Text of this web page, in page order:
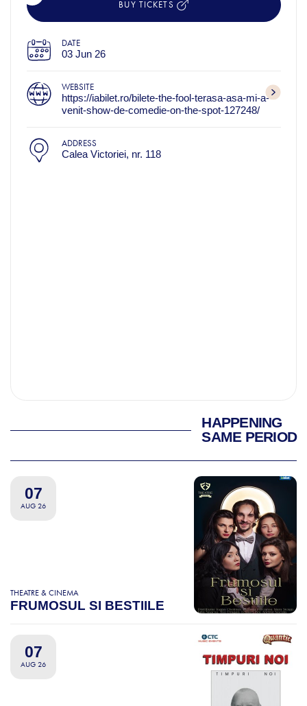
BUY TICKETS
DATE
03 Jun 26
WEBSITE
https://iabilet.ro/bilete-the-fool-terasa-asa-mi-a-
venit-show-de-comedie-on-the-spot-127248/
ADDRESS
Calea Victoriei, nr. 118
HAPPENING
SAME PERIOD
07
AUG 26
THEATRE & CINEMA
FRUMOSUL SI BESTIILE
07
AUG 26